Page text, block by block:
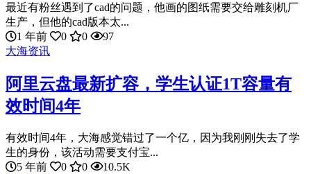
最近有粉丝遇到了cad的问题，他画的图纸需要交给雕刻机厂
生产，但他的cad版本太...
1 年前
0 0
97
大海资讯
阿里云盘最新扩容，学生认证1T容量有
效时间4年
有效时间4年，大海感觉错过了一个亿，因为我刚刚失去了学
生的身份，该活动需要支付宝...
5 年前
0 0
10.5K